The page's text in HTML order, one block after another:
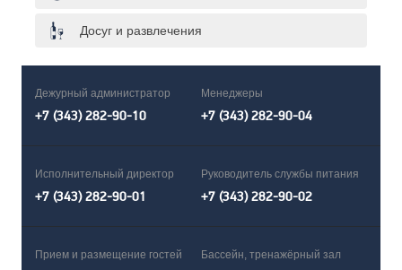
Досуг и развлечения
Дежурный администратор
+7 (343) 282-90-10
Менеджеры
+7 (343) 282-90-04
Исполнительный директор
+7 (343) 282-90-01
Руководитель службы питания
+7 (343) 282-90-02
Прием и размещение гостей Бассейн, тренажёрный зал